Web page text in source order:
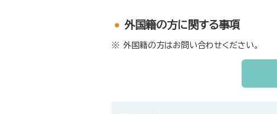
外国籍の方に関する事項
外国籍の方はお問い合わせください。